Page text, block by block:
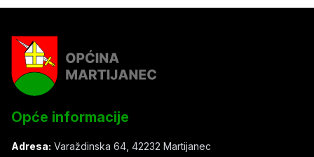
Opće informacije
Adresa: Varaždinska 64, 42232 Martijanec